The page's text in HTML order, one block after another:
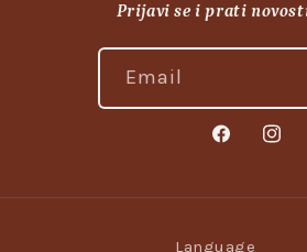
Prijavi se i prati
Email
Facebook
Language